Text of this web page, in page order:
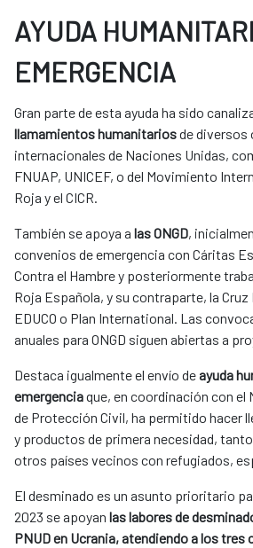
AYUDA
EMERGENCIA
Gran parte de esta ayuda ha sido
llamamientos humanitariosde diversos
internacionales de Naciones Unidas,
FNUAP, UNICEF, o del Movimiento
Roja y el CICR.
También se apoya a las ONGD,
convenios de emergencia con Cáritas
Contra el Hambre y posteriormente
Roja Española, y su contraparte, la Cruz
EDUCO o Plan International. Las
anuales para ONGD siguen abiertas a
Destaca igualmente el envío deayuda
emergenciaque, en coordinación con el
de Protección Civil, ha permitido hacer
y productos de primera necesidad,
otros países vecinos con refugiados,
El desminado es un asunto prioritario
2023 se apoyan las labores de
PNUD en Ucrania, atendiendo a los